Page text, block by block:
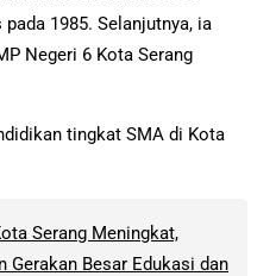
1985. Selanjutnya, ia
Negeri 6 Kota Serang
tingkat SMA di Kota
Serang Meningkat,
Gerakan Besar Edukasi dan